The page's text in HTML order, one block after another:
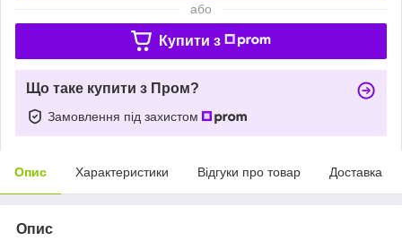
або
Купити з
Що таке купити з Пром?
Замовлення під захистом
Опис Характеристики Відгуки про товар Доставка
Опис